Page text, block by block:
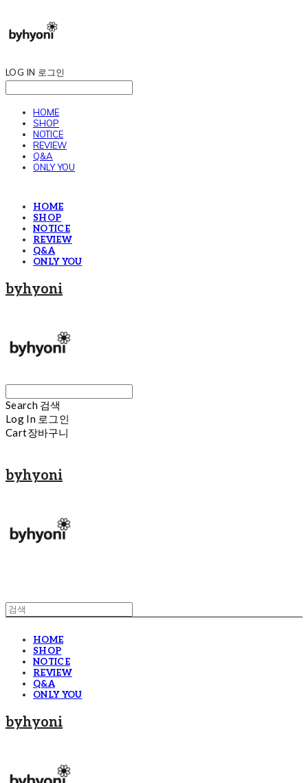
LOG IN 로그인
HOME
SHOP
NOTICE
REVIEW
Q&A
ONLY YOU
HOME
SHOP
NOTICE
REVIEW
Q&A
ONLY YOU
byhyoni
Search 검색
Log In 로그인
Cart장바구니
byhyoni
HOME
SHOP
NOTICE
REVIEW
Q&A
ONLY YOU
byhyoni